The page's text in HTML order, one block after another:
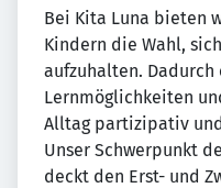
Bei Kita Luna bieten
Kindern die Wahl,
aufzuhalten.
Lernmöglichkeiten
Alltag partizipativ
Unser Schwerpunkt
deckt den Erst- und